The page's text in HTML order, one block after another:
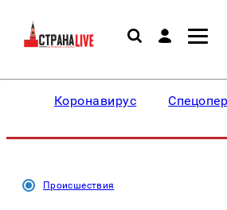
Коронавирус
Происшествия